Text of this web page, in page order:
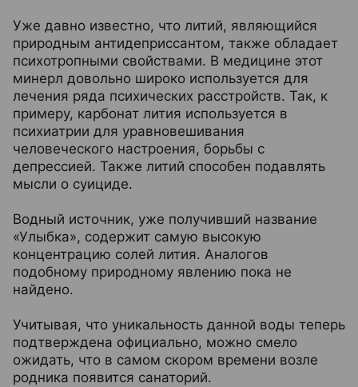
Уже давно известно, что литий, являющийся
природным антидеприссантом, также обладает
психотропными свойствами. В медицине этот
минерл довольно широко используется для
лечения ряда психических расстройств. Так, к
примеру, карбонат лития используется в
психиатрии для уравновешивания
человеческого настроения, борьбы с
депрессией. Также литий способен подавлять
мысли о суициде.
Водный источник, уже получивший название
«Улыбка», содержит самую высокую
концентрацию солей лития. Аналогов
подобному природному явлению пока не
найдено.
Учитывая, что уникальность данной воды теперь
подтверждена официально, можно смело
ожидать, что в самом скором времени возле
родника появится санаторий.